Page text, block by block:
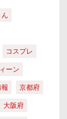
コスプレ
ーン
京都府
大阪府